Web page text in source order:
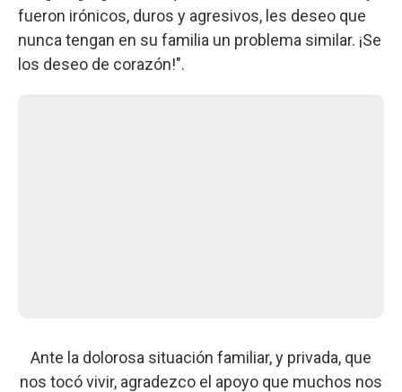
fueron irónicos, duros y agresivos, les deseo que
nunca tengan en su familia un problema similar. ¡Se
los deseo de corazón!".
Ante la dolorosa situación familiar, y privada, que
nos tocó vivir, agradezco el apoyo que muchos nos